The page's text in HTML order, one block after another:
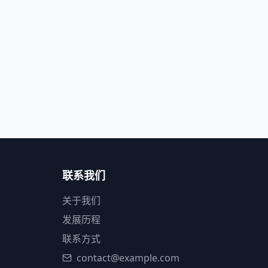
联系我们
关于我们
发展历程
联系方式
contact@example.com